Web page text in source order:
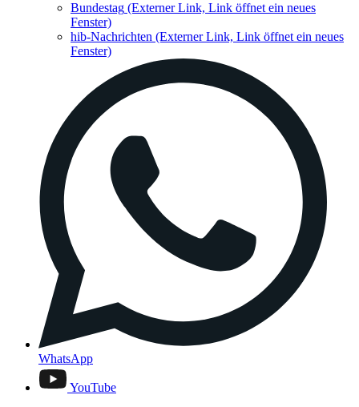
Bundestag (Externer Link, Link öffnet ein neues
Fenster)
hib-Nachrichten (Externer Link, Link öffnet ein neues
Fenster)
WhatsApp
YouTube